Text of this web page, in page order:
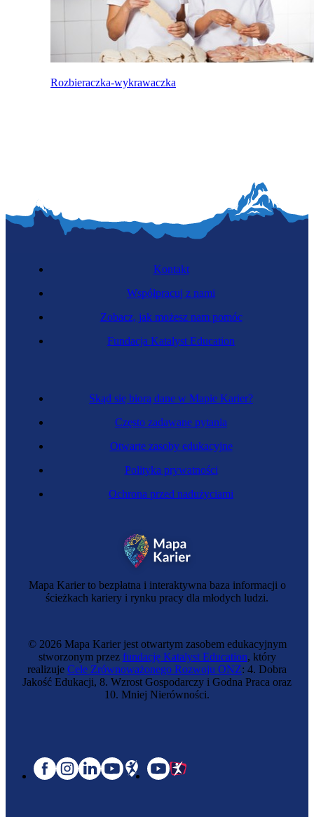
Rozbieraczka-wykrawaczka
Mapa Karier to bezpłatna i interaktywna baza informacji o
ścieżkach kariery i rynku pracy dla młodych ludzi.
Skąd się biorą dane w Mapie Karier?
Często zadawane pytania
Otwarte zasoby edukacyjne
Polityka prywatności
Ochrona przed nadużyciami
Kontakt
Współpracuj z nami
Zobacz, jak możesz nam pomóc
Fundacja Katalyst Education
© 2026 Mapa Karier jest otwartym zasobem edukacyjnym
stworzonym przez fundację Katalyst Education, który
realizuje Cele Zrównoważonego Rozwoju ONZ: 4. Dobra
Jakość Edukacji, 8. Wzrost Gospodarczy i Godna Praca oraz
10. Mniej Nierówności.